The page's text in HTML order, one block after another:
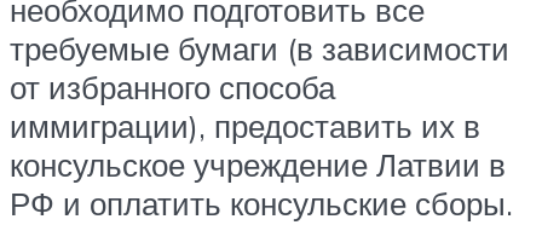
необходимо подготовить все
требуемые бумаги (в зависимости
от избранного способа
иммиграции), предоставить их в
консульское учреждение Латвии в
РФ и оплатить консульские сборы.